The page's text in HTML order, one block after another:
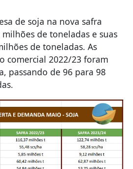
de soja na nova safra
de toneladas e suas
de toneladas. As
comercial 2022/23 foram
passando de 96 para 98